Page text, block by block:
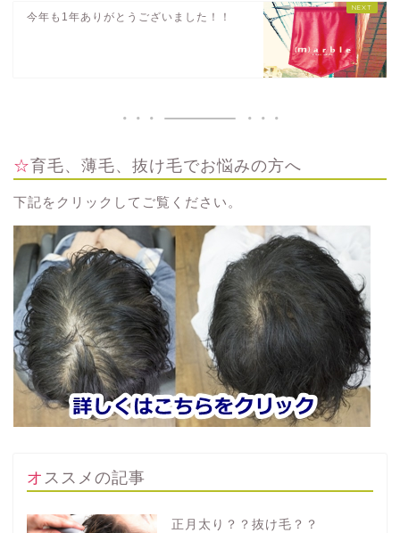
今年も1年ありがとうございました！！
☆育毛、薄毛、抜け毛でお悩みの方へ
下記をクリックしてご覧ください。
オススメの記事
正月太り？？抜け毛？？